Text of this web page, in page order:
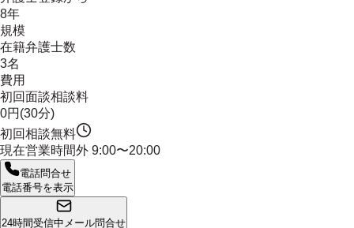
8年
規模
在籍弁護士数
3名
費用
初回面談相談料
0円(30分)
初回相談無料
現在営業時間外 9:00〜20:00
電話問合せ
電話番号を表示
24時間受信中 メール問合せ